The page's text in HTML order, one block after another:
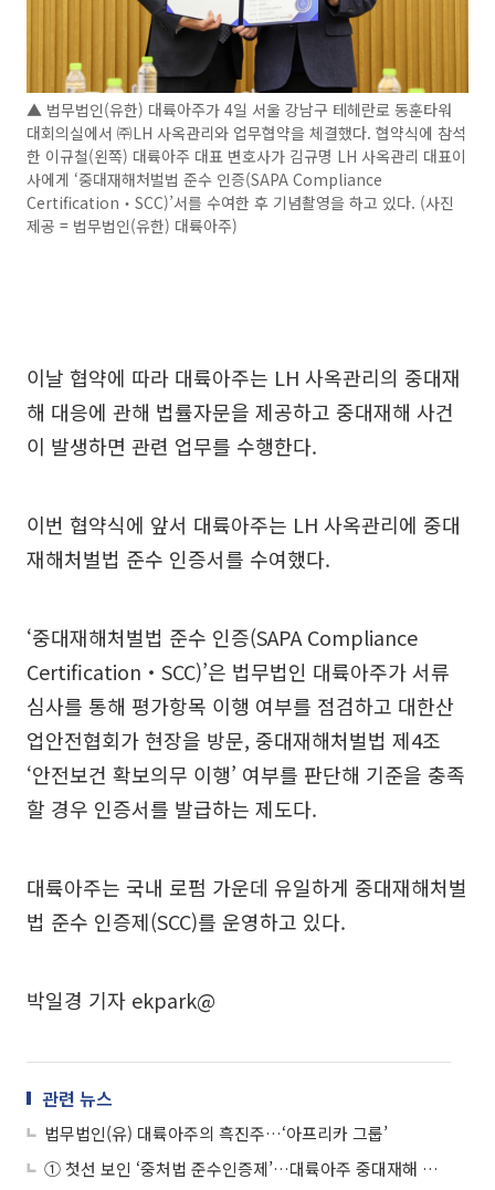
▲ 법무법인(유한) 대륙아주가 4일 서울 강남구 테헤란로 동훈타워
대회의실에서 ㈜LH 사옥관리와 업무협약을 체결했다. 협약식에 참석
한 이규철(왼쪽) 대륙아주 대표 변호사가 김규명 LH 사옥관리 대표이
사에게 ‘중대재해처벌법 준수 인증(SAPA Compliance
Certification‧SCC)’서를 수여한 후 기념촬영을 하고 있다. (사진
제공 = 법무법인(유한) 대륙아주)
이날 협약에 따라 대륙아주는 LH 사옥관리의 중대재
해 대응에 관해 법률자문을 제공하고 중대재해 사건
이 발생하면 관련 업무를 수행한다.
이번 협약식에 앞서 대륙아주는 LH 사옥관리에 중대
재해처벌법 준수 인증서를 수여했다.
‘중대재해처벌법 준수 인증(SAPA Compliance
Certification‧SCC)’은 법무법인 대륙아주가 서류
심사를 통해 평가항목 이행 여부를 점검하고 대한산
업안전협회가 현장을 방문, 중대재해처벌법 제4조
‘안전보건 확보의무 이행’ 여부를 판단해 기준을 충족
할 경우 인증서를 발급하는 제도다.
대륙아주는 국내 로펌 가운데 유일하게 중대재해처벌
법 준수 인증제(SCC)를 운영하고 있다.
박일경 기자 ekpark@
관련 뉴스
법무법인(유) 대륙아주의 흑진주…‘아프리카 그룹’
① 첫선 보인 ‘중처법 준수인증제’…대륙아주 중대재해 자문그룹